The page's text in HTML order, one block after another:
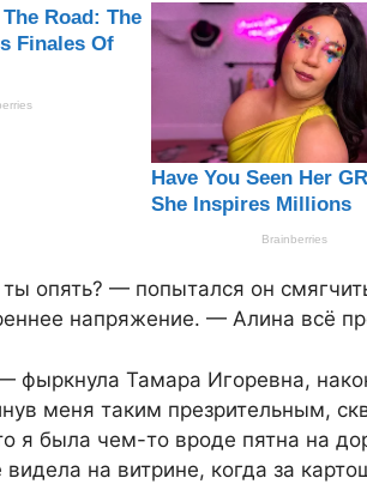
опять? — попытался он
напряжение. — Алина всё
Тамара Игоревна,
меня таким презрительным,
я была чем-то вроде пятна на
видела на витрине, когда за